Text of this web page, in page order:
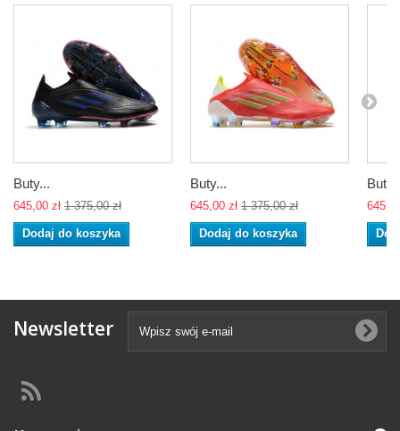
Buty...
645,00 zł 1 375,00 zł
Dodaj do koszyka
Buty...
645,00 zł 1 375,00 zł
Dodaj do koszyka
Newsletter